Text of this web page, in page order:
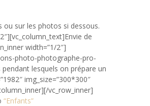
ou sur les photos si dessous.
de
width=”1/2″]
photo-photographe-pro-
lesquels on prépare un
img_size=”300*300″
vc_row_inner]
“Enfants”